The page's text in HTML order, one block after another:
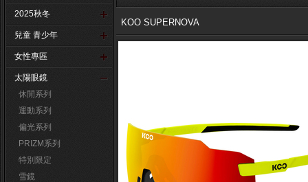
2025秋冬
兒童 青少年
女性專區
太陽眼鏡
休閒系列
運動系列
偏光系列
PRIZM系列
特別限定
雪鏡
KOO SUPERNOVA